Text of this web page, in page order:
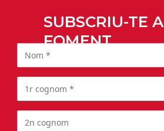
SUBSCRIU-TE A
FOMENT